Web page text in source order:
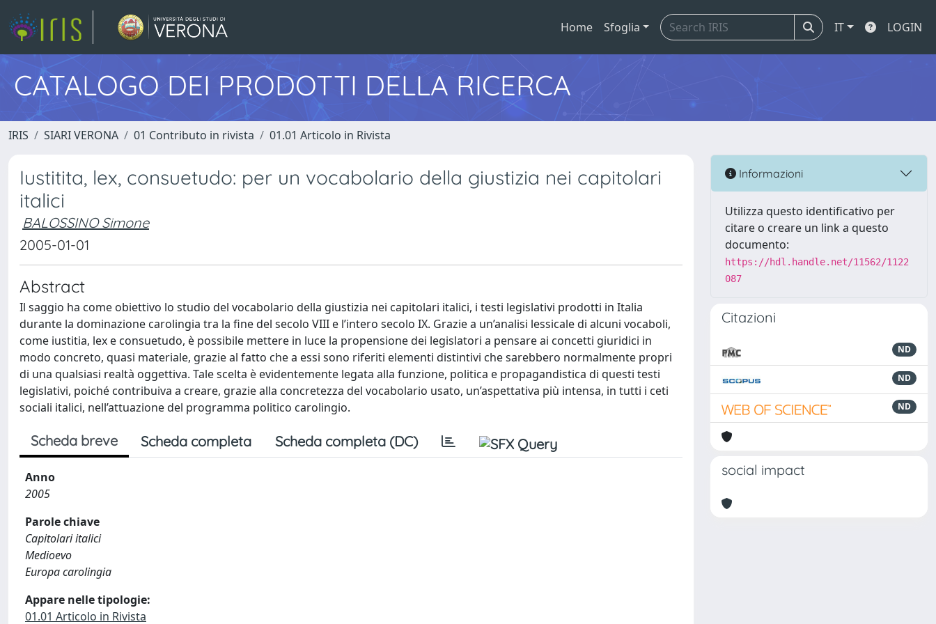
Home Sfoglia IT LOGIN
CATALOGO DEI PRODOTTI DELLA RICERCA
IRIS SIARI VERONA 01 Contributo in rivista 01.01 Articolo in Rivista
Iustitita, lex, consuetudo: per un vocabolario della giustizia nei capitolari
italici
BALOSSINO Simone
2005-01-01
Abstract
Il saggio ha come obiettivo lo studio del vocabolario della giustizia nei capitolari italici, i testi legislativi prodotti in Italia
durante la dominazione carolingia tra la fine del secolo VIII e l’intero secolo IX. Grazie a un’analisi lessicale di alcuni vocaboli,
come iustitia, lex e consuetudo, è possibile mettere in luce la propensione dei legislatori a pensare ai concetti giuridici in
modo concreto, quasi materiale, grazie al fatto che a essi sono riferiti elementi distintivi che sarebbero normalmente propri
di una qualsiasi realtà oggettiva. Tale scelta è evidentemente legata alla funzione, politica e propagandistica di questi testi
legislativi, poiché contribuiva a creare, grazie alla concretezza del vocabolario usato, un’aspettativa più intensa, in tutti i ceti
sociali italici, nell’attuazione del programma politico carolingio.
Scheda breve Scheda completa Scheda completa (DC)
Anno
2005
Parole chiave
Capitolari italici
Medioevo
Europa carolingia
Appare nelle tipologie:
01.01 Articolo in Rivista
Informazioni
Utilizza questo identificativo per
citare o creare un link a questo
documento:
https://hdl.handle.net/11562/1122
087
Citazioni
ND
ND
ND
social impact